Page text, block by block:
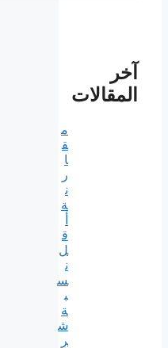
آخر
المقالات
م
ق
ا
ر
ن
ة
ق
ل
ن
س
ب
ة
ش
ر